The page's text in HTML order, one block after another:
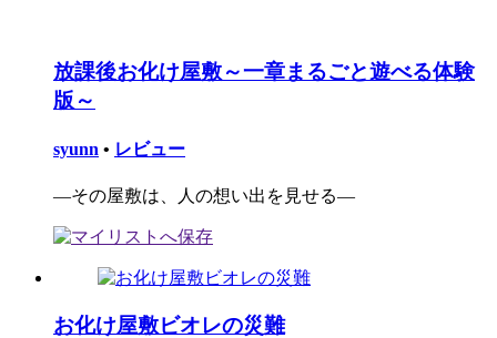
放課後お化け屋敷～一章まるごと遊べる体験
版～
syunn • レビュー
―その屋敷は、人の想い出を見せる―
お化け屋敷ビオレの災難